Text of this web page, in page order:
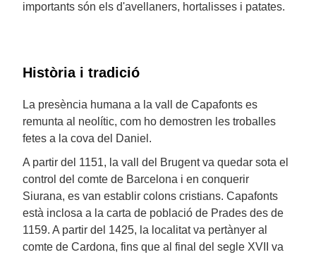
importants són els d'avellaners, hortalisses i patates.
Història i tradició
La presència humana a la vall de Capafonts es
remunta al neolític, com ho demostren les troballes
fetes a la cova del Daniel.
A partir del 1151, la vall del Brugent va quedar sota el
control del comte de Barcelona i en conquerir
Siurana, es van establir colons cristians. Capafonts
està inclosa a la carta de població de Prades des de
1159. A partir del 1425, la localitat va pertànyer al
comte de Cardona, fins que al final del segle XVII va